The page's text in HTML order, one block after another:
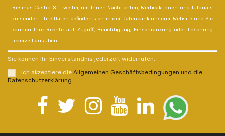
Resinas Castro S.L. weiter, um Ihnen Nachrichten, Werbeaktionen und Tutorials
zu senden. Ihre Daten befinden sich in der Datenbank unserer Website und Sie
können Ihre Rechte auf Zugriff, Berichtigung, Einschränkung oder Löschung
jederzeit ausüben.
Sie können Ihr Einverständnis jederzeit widerrufen.
Ich akzeptiere die Allgemeinen Geschäftsbedingungen und die
Datenschutzerklärung.